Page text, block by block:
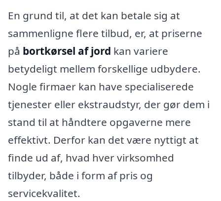
En grund til, at det kan betale sig at
sammenligne flere tilbud, er, at priserne
på bortkørsel af jord kan variere
betydeligt mellem forskellige udbydere.
Nogle firmaer kan have specialiserede
tjenester eller ekstraudstyr, der gør dem i
stand til at håndtere opgaverne mere
effektivt. Derfor kan det være nyttigt at
finde ud af, hvad hver virksomhed
tilbyder, både i form af pris og
servicekvalitet.